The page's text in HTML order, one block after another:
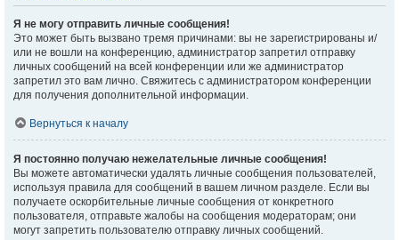
Я не могу отправить личные сообщения!
Это может быть вызвано тремя причинами: вы не зарегистрированы и/
или не вошли на конференцию, администратор запретил отправку
личных сообщений на всей конференции или же администратор
запретил это вам лично. Свяжитесь с администратором конференции
для получения дополнительной информации.
Вернуться к началу
Я постоянно получаю нежелательные личные сообщения!
Вы можете автоматически удалять личные сообщения пользователей,
используя правила для сообщений в вашем личном разделе. Если вы
получаете оскорбительные личные сообщения от конкретного
пользователя, отправьте жалобы на сообщения модераторам; они
могут запретить пользователю отправку личных сообщений.